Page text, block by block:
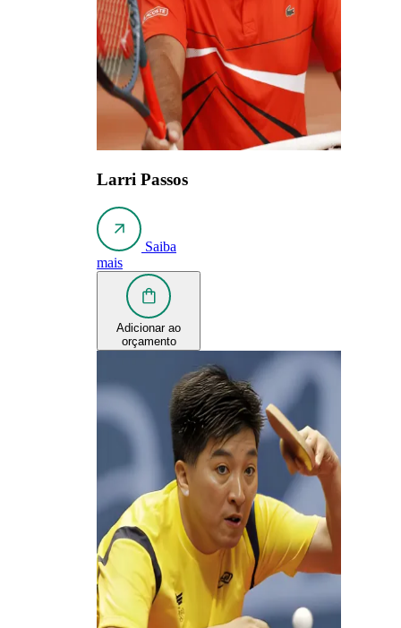
Larri Passos
Saiba
mais
Adicionar ao
orçamento